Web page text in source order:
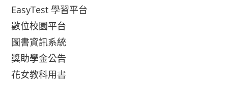
EasyTest 學習平台
數位校園平台
圖書資訊系統
獎助學金公告
花女教科用書